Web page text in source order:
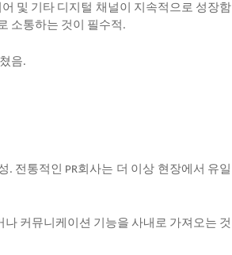
및 기타 디지털 채널이 지속적으로 성장함
소통하는 것이 필수적 .
음.
. 전통적인 PR회사는 더 이상 현장에서 유일
나 커뮤니케이션 기능을 사내로 가져오는 것